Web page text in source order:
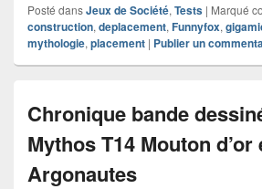
Posté dansJeux de Société, Tests | Marqué
construction, deplacement, Funnyfox,
mythologie, placement | Publier un
Chronique bande
Mythos T14 Mouton d’or
Argonautes